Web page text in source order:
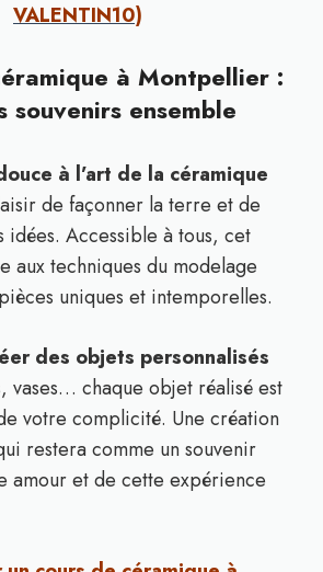
VALENTIN10)
à Montpellier :
souvenirs ensemble
à l’art de la céramique
de façonner la terre et de
idées. Accessible à tous, cet
aux techniques du modelage
uniques et intemporelles.
des objets personnalisés
vases… chaque objet réalisé est
votre complicité. Une création
restera comme un souvenir
amour et de cette expérience